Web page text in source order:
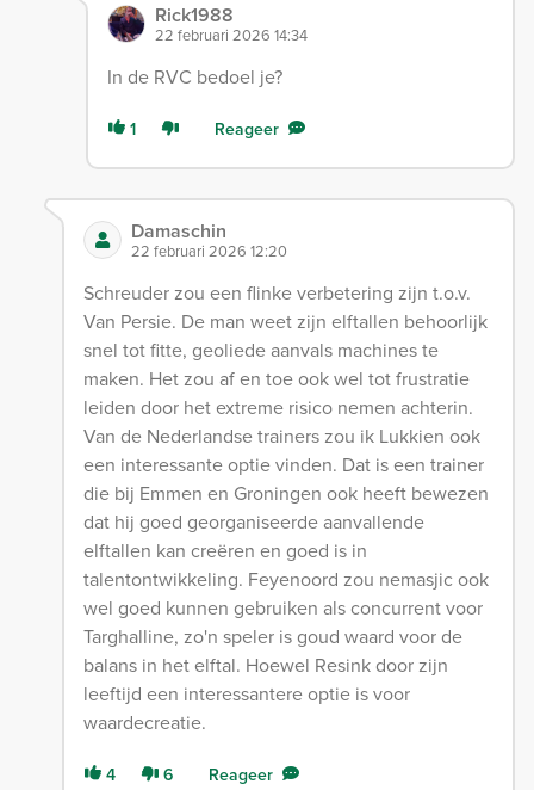
Rick1988
22 februari 2026 14:34
In de RVC bedoel je?
1 Reageer
Damaschin
22 februari 2026 12:20
Schreuder zou een flinke verbetering zijn t.o.v.
Van Persie. De man weet zijn elftallen behoorlijk
snel tot fitte, geoliede aanvals machines te
maken. Het zou af en toe ook wel tot frustratie
leiden door het extreme risico nemen achterin.
Van de Nederlandse trainers zou ik Lukkien ook
een interessante optie vinden. Dat is een trainer
die bij Emmen en Groningen ook heeft bewezen
dat hij goed georganiseerde aanvallende
elftallen kan creëren en goed is in
talentontwikkeling. Feyenoord zou nemasjic ook
wel goed kunnen gebruiken als concurrent voor
Targhalline, zo'n speler is goud waard voor de
balans in het elftal. Hoewel Resink door zijn
leeftijd een interessantere optie is voor
waardecreatie.
4 6 Reageer